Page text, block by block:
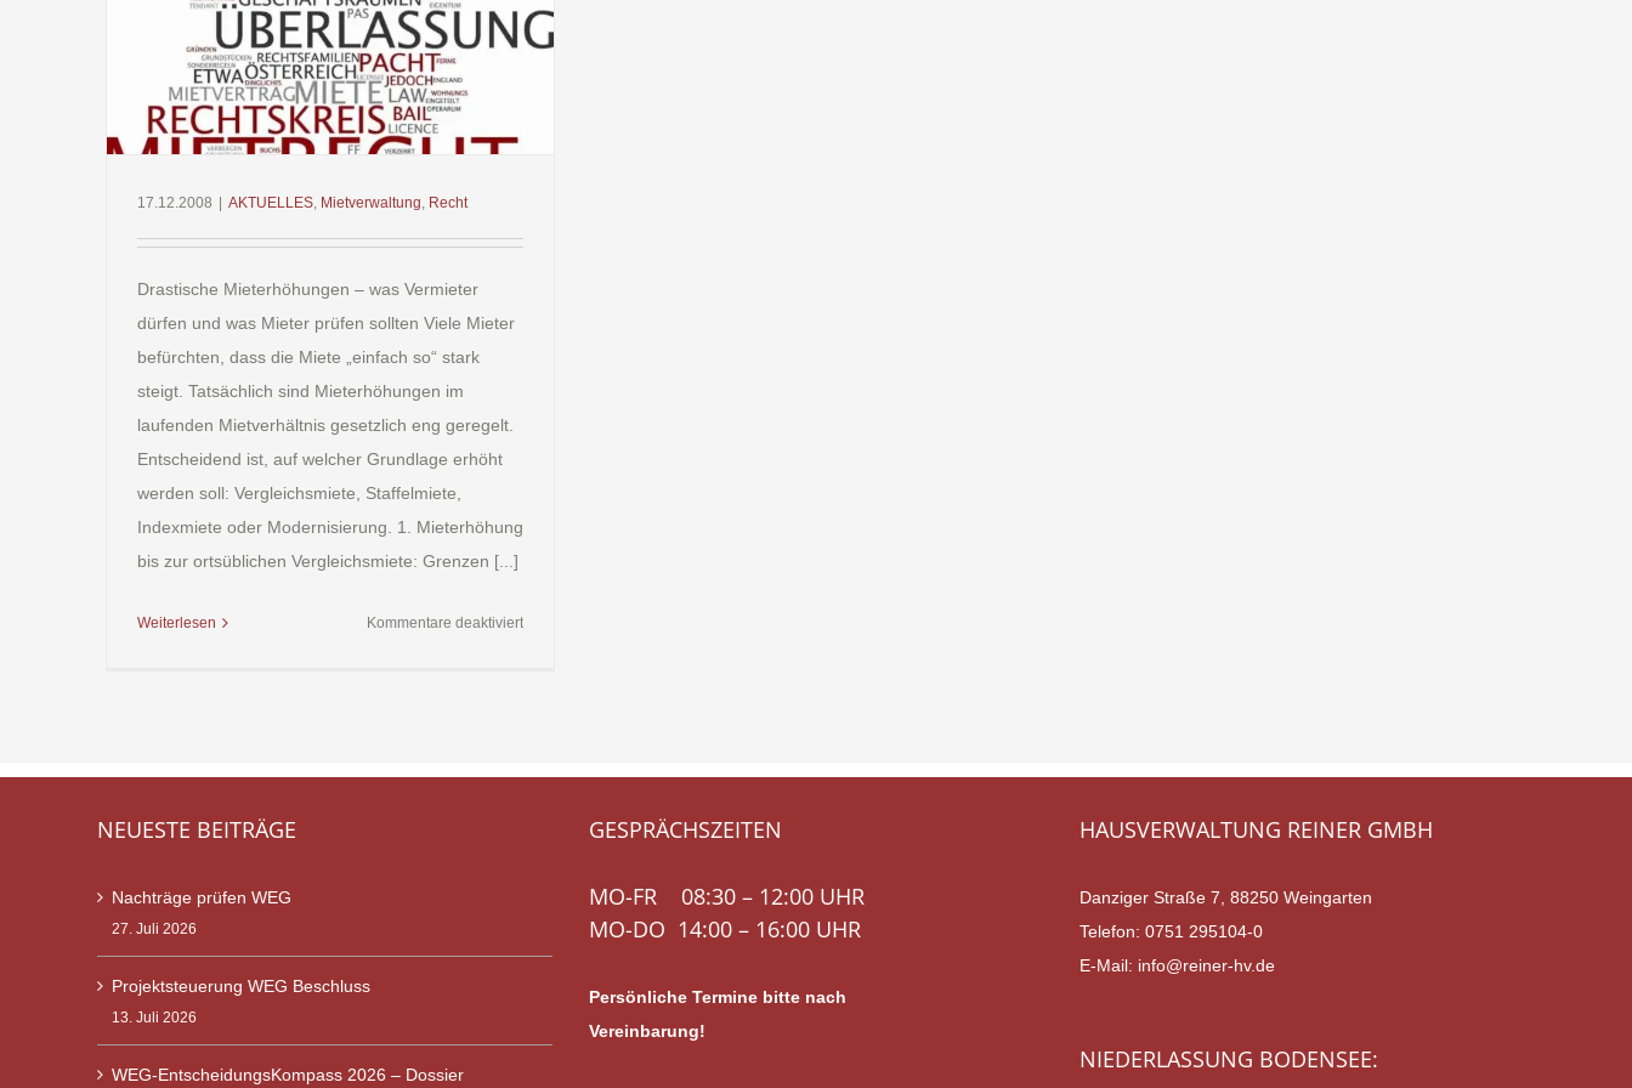
17.12.2008 AKTUELLES, Mietverwaltung, Recht
Drastische Mieterhöhungen – was Vermieter
dürfen und was Mieter prüfen sollten Viele Mieter
befürchten, dass die Miete „einfach so“ stark
steigt. Tatsächlich sind Mieterhöhungen im
laufenden Mietverhältnis gesetzlich eng geregelt.
Entscheidend ist, auf welcher Grundlage erhöht
werden soll: Vergleichsmiete, Staffelmiete,
Indexmiete oder Modernisierung. 1. Mieterhöhung
bis zur ortsüblichen Vergleichsmiete: Grenzen [...]
Weiterlesen Kommentare deaktiviertfür
NEUESTE BEITRÄGE
Nachträge prüfen WEG
27. Juli 2026
Projektsteuerung WEG Beschluss
13. Juli 2026
WEG-EntscheidungsKompass 2026 – Dossier
GESPRÄCHSZEITEN
MO-FR 08:30 – 12:00 UHR
MO-DO 14:00 – 16:00 UHR
Persönliche Termine bitte nach
Vereinbarung!
HAUSVERWALTUNG REINER GMBH
Danziger Straße 7, 88250 Weingarten
Telefon:0751 295104-0
E-Mail: info@reiner-hv.de
NIEDERLASSUNG BODENSEE: